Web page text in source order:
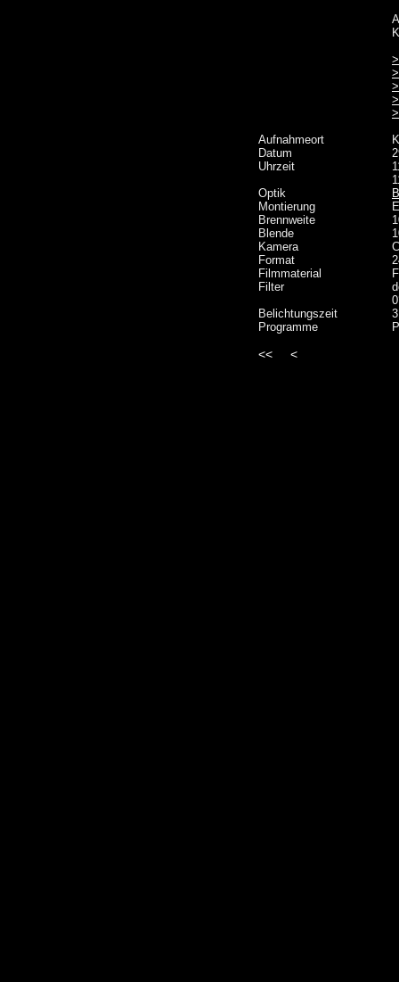
Aufnahmeort
Datum
Uhrzeit
Optik
Montierung
Brennweite
Blende
Kamera
Format
Filmmaterial
Filter
Belichtungszeit
Programme
<< <